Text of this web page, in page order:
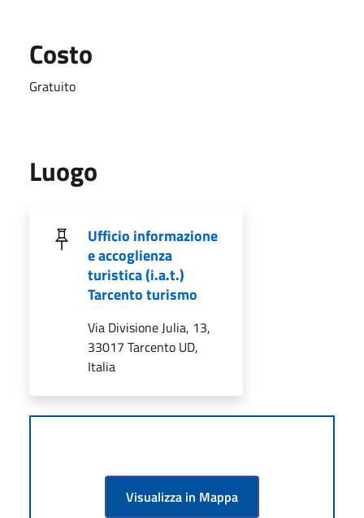
Costo
Gratuito
Luogo
Ufficio informazione
e accoglienza
turistica (i.a.t.)
Tarcento turismo
Via Divisione Julia, 13,
33017 Tarcento UD,
Italia
Visualizza in Mappa